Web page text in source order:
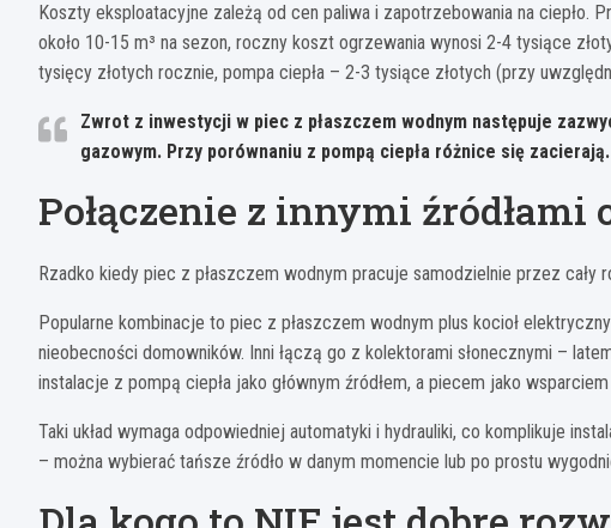
Koszty eksploatacyjne zależą od cen paliwa i zapotrzebowania na ciepło.
około 10-15 m³ na sezon, roczny koszt ogrzewania wynosi 2-4 tysiące
tysięcy złotych rocznie, pompa ciepła – 2-3 tysiące złotych (przy
Zwrot z inwestycji w piec z płaszczem wodnym następuje
gazowym. Przy porównaniu z pompą ciepła różnice się zacierają.
Połączenie z innymi źródłami
Rzadko kiedy piec z płaszczem wodnym pracuje samodzielnie przez
Popularne kombinacje to piec z płaszczem wodnym plus kocioł
nieobecności domowników. Inni łączą go z kolektorami słonecznymi –
instalacje z pompą ciepła jako głównym źródłem, a piecem jako
Taki układ wymaga odpowiedniej automatyki i hydrauliki, co komplikuje
– można wybierać tańsze źródło w danym momencie lub po prostu